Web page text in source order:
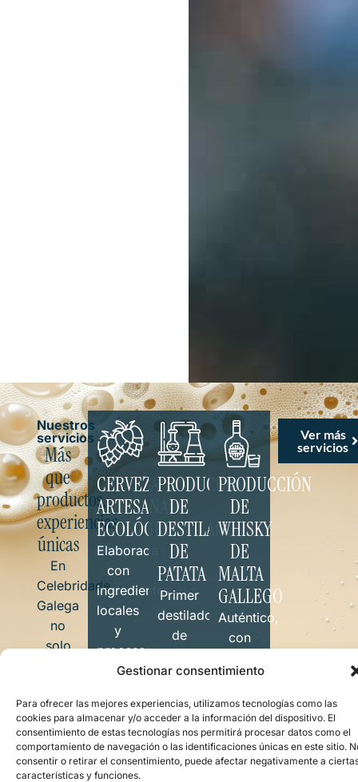
Gestionar consentimiento
Para ofrecer las mejores experiencias, utilizamos tecnologías como las
cookies para almacenar y/o acceder a la información del dispositivo. El
consentimiento de estas tecnologías nos permitirá procesar datos como el
comportamiento de navegación o las identificaciones únicas en este sitio.
consentir o retirar el consentimiento, puede afectar negativamente a
características y funciones.
Nuestros
servicios
Más
que
productos,
experiencias
únicas
En
Celebridade
Galega
no
solo
compartimos.
Le
ofrecemos
venta
CERVEZA
ARTESANAL
ECOLÓGICA
Elaborada
con
ingredientes
locales
y
procesos
sostenible.
PRODUCCIÓN
DE
DESTILADOS
DE
PATATA
Primer
destilado
de
de
suave,
único
y con
PRODUCCIÓN
DE
WHISKY
DE
MALTA
GALLEGO
Auténtico,
con
lento y
aromas
que
evocan
nuestras
Ver más
servicios